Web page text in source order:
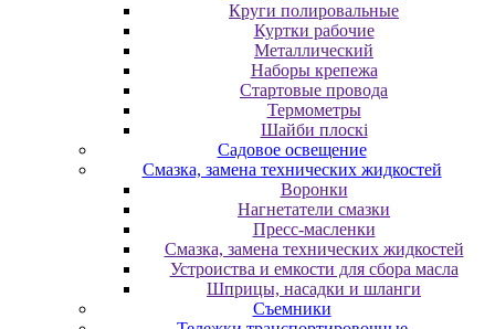
Круги полировальные
Куртки рабочие
Металлический
Наборы крепежа
Стартовые провода
Термометры
Шайби плоскі
Садовое освещение
Смазка, замена технических жидкостей
Воронки
Нагнетатели смазки
Пресс-масленки
Смазка, замена технических жидкостей
Устроиства и емкости для сбора масла
Шприцы, насадки и шланги
Съемники